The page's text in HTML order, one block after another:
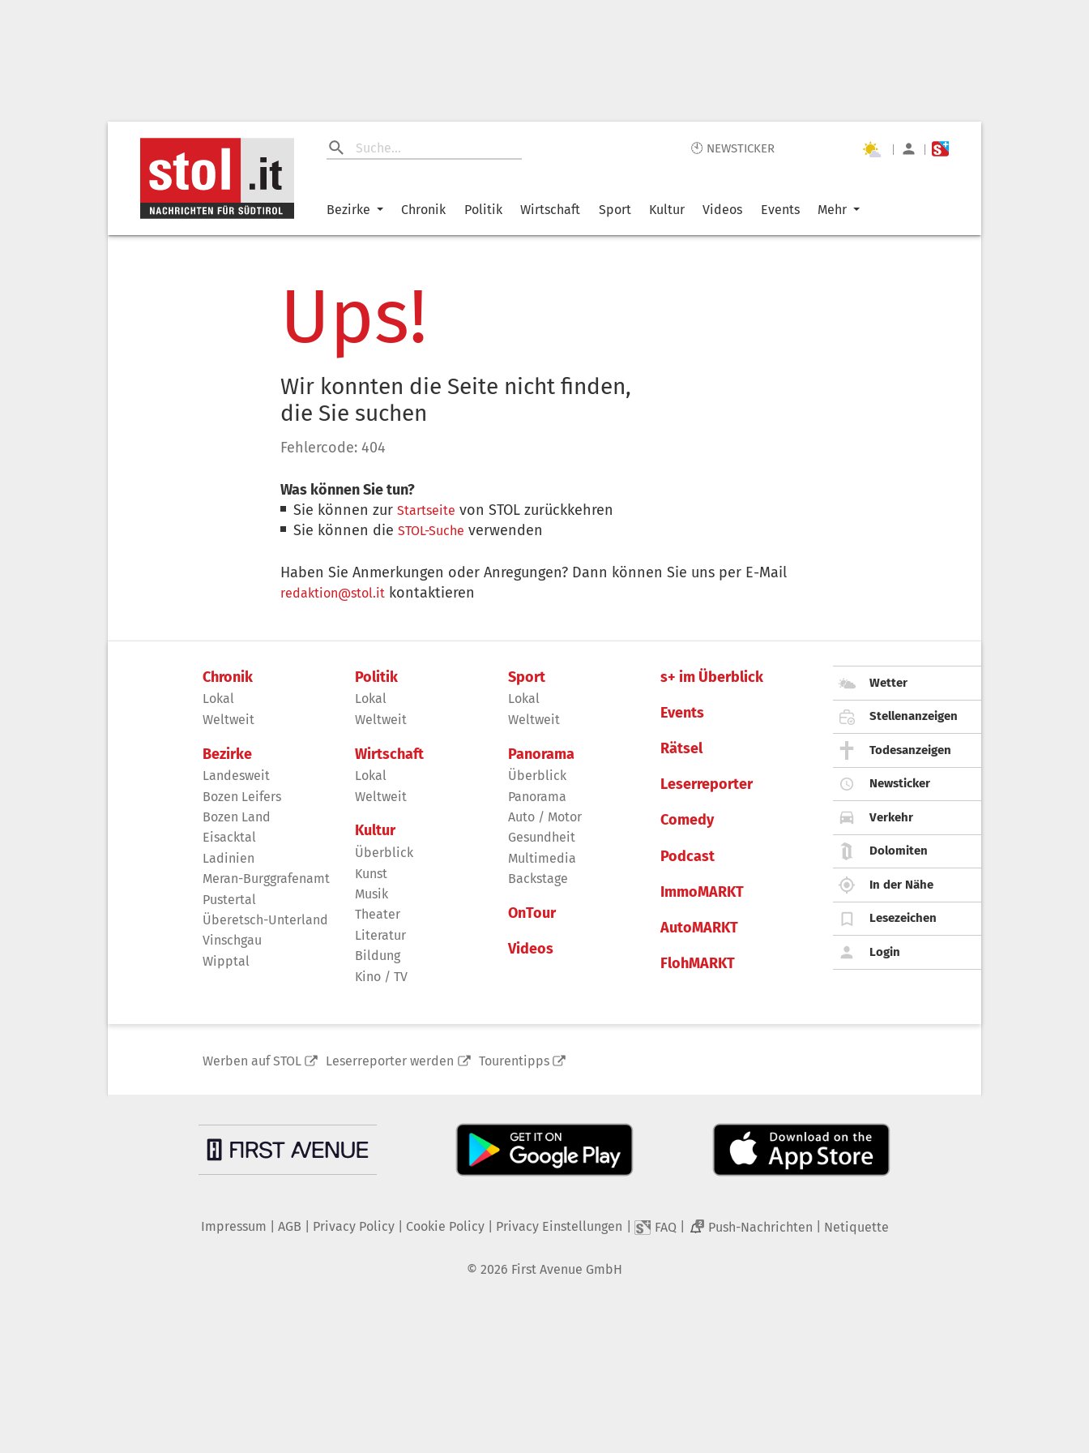
🕙 NEWSTICKER | |
Bezirke Chronik Politik Wirtschaft Sport Kultur Videos Events Mehr
Ups!
Wir konnten die Seite nicht finden,
die Sie suchen
Fehlercode: 404
Was können Sie tun?
Sie können zurStartseite von STOL zurückkehren
Sie können dieSTOL-Suche verwenden
Haben Sie Anmerkungen oder Anregungen? Dann können Sie uns per E-Mail
redaktion@stol.it kontaktieren
Chronik
Lokal
Weltweit
Bezirke
Landesweit
Bozen Leifers
Bozen Land
Eisacktal
Ladinien
Meran-Burggrafenamt
Pustertal
Überetsch-Unterland
Vinschgau
Wipptal
Politik
Lokal
Weltweit
Wirtschaft
Lokal
Weltweit
Kultur
Überblick
Kunst
Musik
Theater
Literatur
Bildung
Kino / TV
Sport
Lokal
Weltweit
Panorama
Überblick
Panorama
Auto / Motor
Gesundheit
Multimedia
Backstage
OnTour
Videos
s+ im Überblick
Events
Rätsel
Leserreporter
Comedy
Podcast
ImmoMARKT
AutoMARKT
FlohMARKT
Wetter
Stellenanzeigen
Todesanzeigen
Newsticker
Verkehr
Dolomiten
In der Nähe
Lesezeichen
Login
Werben auf STOL Leserreporter werden Tourentipps
Impressum AGB Privacy Policy| Cookie Policy| Privacy Einstellungen FAQ 2 Push-Nachrichten Netiquette
© 2026 First Avenue GmbH